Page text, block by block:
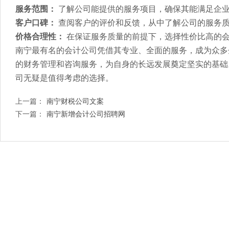
服务范围：
了解公司能提供的服务项目，确保其能满足企
客户口碑： 查阅客户的评价和反馈，从中了解公司的服务
价格合理性： 在保证服务质量的前提下，选择性价比高的
南宁最有名的会计公司凭借其专业、全面的服务，成为众
的财务管理和咨询服务，为自身的长远发展奠定坚实的基
司无疑是值得考虑的选择。
上一篇：
南宁财税公司文案
下一篇：
南宁新增会计公司招聘网